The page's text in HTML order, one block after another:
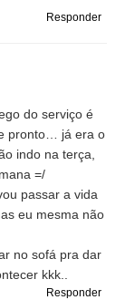
Responder
do serviço é
pronto… já era o
indo na terça,
=/
passar a vida
eu mesma não
no sofá pra dar
kkk..
Responder